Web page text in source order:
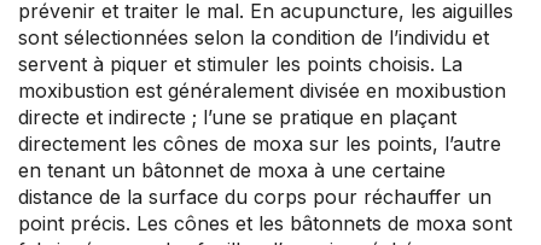
prévenir et traiter le mal. En acupuncture, les aiguilles
sont sélectionnées selon la condition de l’individu et
servent à piquer et stimuler les points choisis. La
moxibustion est généralement divisée en moxibustion
directe et indirecte ; l’une se pratique en plaçant
directement les cônes de moxa sur les points, l’autre
en tenant un bâtonnet de moxa à une certaine
distance de la surface du corps pour réchauffer un
point précis. Les cônes et les bâtonnets de moxa sont